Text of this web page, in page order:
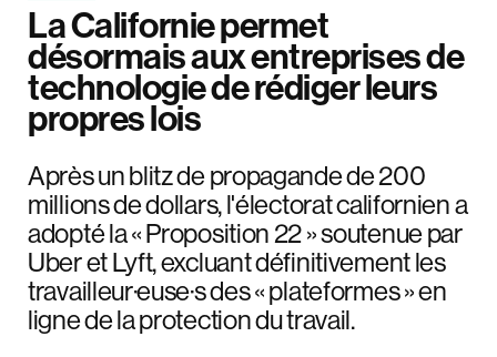
La Californie permet
désormais aux entreprises de
technologie de rédiger leurs
propres lois
Après un blitz de propagande de 200
millions de dollars, l'électorat californien a
adopté la « Proposition 22 » soutenue par
Uber et Lyft, excluant définitivement les
travailleur·euse·s des « plateformes » en
ligne de la protection du travail.